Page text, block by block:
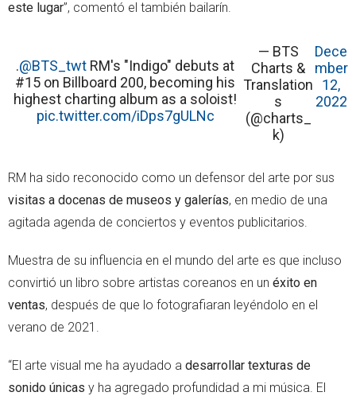
este lugar”, comentó el también bailarín.
.@BTS_twt RM's "Indigo" debuts at
#15 on Billboard 200, becoming his
highest charting album as a soloist!
pic.twitter.com/iDps7gULNc
— BTS
Charts &
Translation
s
(@charts_
k)
Dece
mber
12,
2022
RM ha sido reconocido como un defensor del arte por sus
visitas a docenas de museos y galerías, en medio de una
agitada agenda de conciertos y eventos publicitarios.
Muestra de su influencia en el mundo del arte es que incluso
convirtió un libro sobre artistas coreanos en un éxito en
ventas, después de que lo fotografiaran leyéndolo en el
verano de 2021.
“El arte visual me ha ayudado a desarrollar texturas de
sonido únicas y ha agregado profundidad a mi música. El